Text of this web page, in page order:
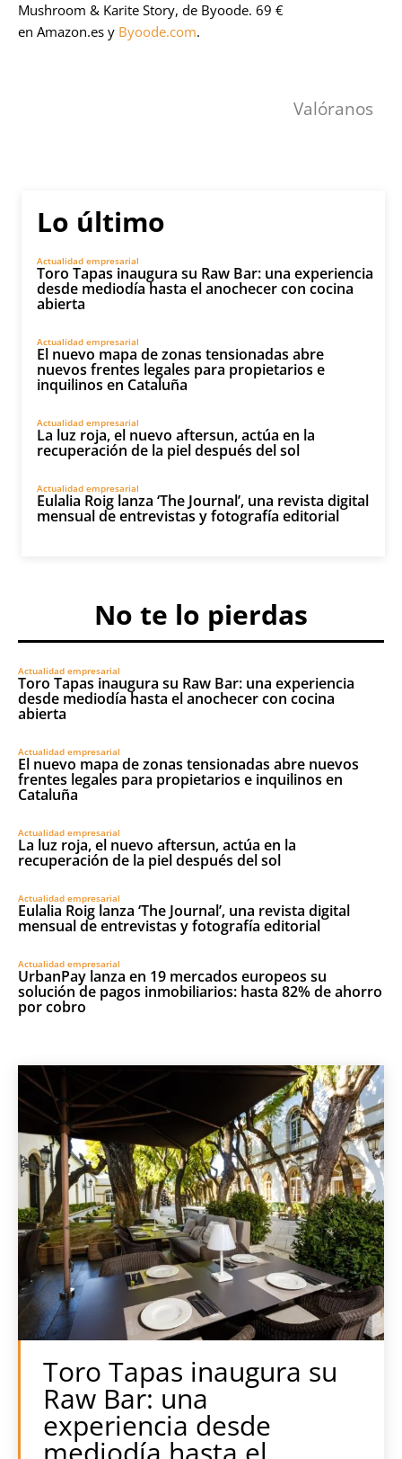
Mushroom & Karite Story, de Byoode. 69 €
en Amazon.es y Byoode.com.
Valóranos
Lo último
Actualidad empresarial
Toro Tapas inaugura su Raw Bar: una experiencia
desde mediodía hasta el anochecer con cocina
abierta
Actualidad empresarial
El nuevo mapa de zonas tensionadas abre
nuevos frentes legales para propietarios e
inquilinos en Cataluña
Actualidad empresarial
La luz roja, el nuevo aftersun, actúa en la
recuperación de la piel después del sol
Actualidad empresarial
Eulalia Roig lanza ‘The Journal’, una revista digital
mensual de entrevistas y fotografía editorial
No te lo pierdas
Actualidad empresarial
Toro Tapas inaugura su Raw Bar: una experiencia
desde mediodía hasta el anochecer con cocina
abierta
Actualidad empresarial
El nuevo mapa de zonas tensionadas abre nuevos
frentes legales para propietarios e inquilinos en
Cataluña
Actualidad empresarial
La luz roja, el nuevo aftersun, actúa en la
recuperación de la piel después del sol
Actualidad empresarial
Eulalia Roig lanza ‘The Journal’, una revista digital
mensual de entrevistas y fotografía editorial
Actualidad empresarial
UrbanPay lanza en 19 mercados europeos su
solución de pagos inmobiliarios: hasta 82% de ahorro
por cobro
Toro Tapas inaugura su
Raw Bar: una
experiencia desde